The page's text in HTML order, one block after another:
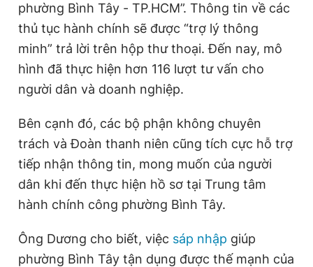
phường Bình Tây - TP.HCM”. Thông tin về các
thủ tục hành chính sẽ được “trợ lý thông
minh” trả lời trên hộp thư thoại. Đến nay, mô
hình đã thực hiện hơn 116 lượt tư vấn cho
người dân và doanh nghiệp.
Bên cạnh đó, các bộ phận không chuyên
trách và Đoàn thanh niên cũng tích cực hỗ trợ
tiếp nhận thông tin, mong muốn của người
dân khi đến thực hiện hồ sơ tại Trung tâm
hành chính công phường Bình Tây.
Ông Dương cho biết, việc sáp nhập giúp
phường Bình Tây tận dụng được thế mạnh của